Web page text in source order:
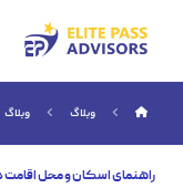
وبلاگ وبلاگ
راهنمای اسکان و محل